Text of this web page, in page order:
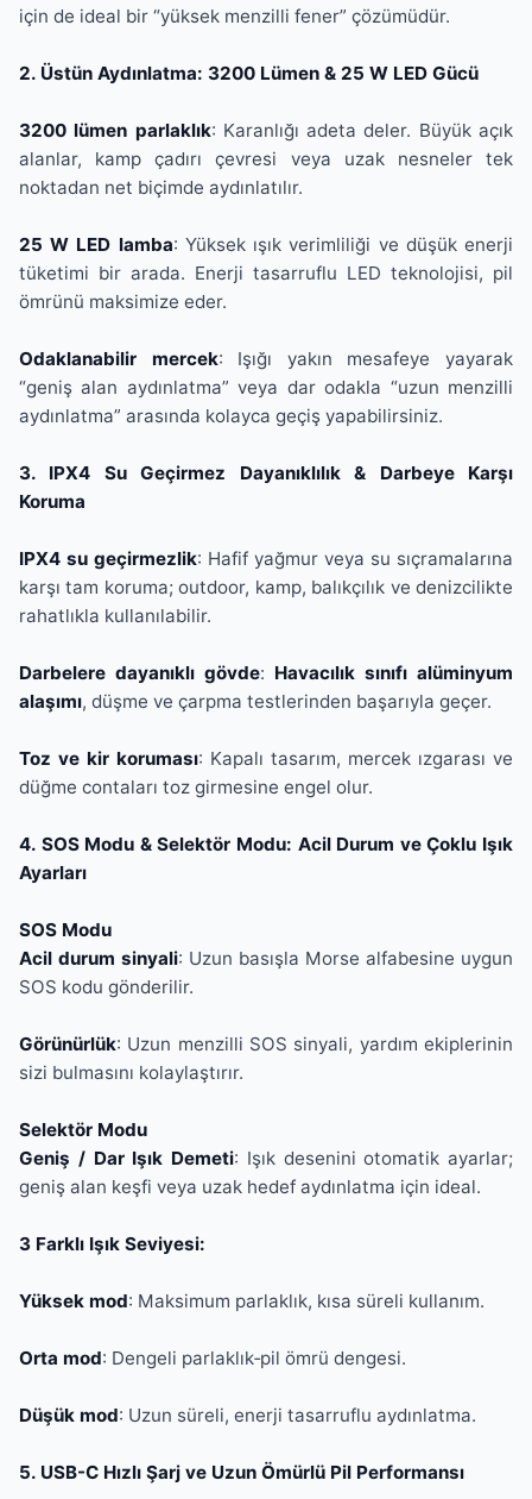
için de ideal bir “yüksek menzilli fener” çözümüdür.
2. Üstün Aydınlatma: 3200 Lümen & 25 W LED Gücü
3200 lümen parlaklık: Karanlığı adeta deler. Büyük açık
alanlar, kamp çadırı çevresi veya uzak nesneler tek
noktadan net biçimde aydınlatılır.
25 W LED lamba: Yüksek ışık verimliliği ve düşük enerji
tüketimi bir arada. Enerji tasarruflu LED teknolojisi, pil
ömrünü maksimize eder.
Odaklanabilir mercek: Işığı yakın mesafeye yayarak
“geniş alan aydınlatma” veya dar odakla “uzun menzilli
aydınlatma” arasında kolayca geçiş yapabilirsiniz.
3. IPX4 Su Geçirmez Dayanıklılık & Darbeye Karşı
Koruma
IPX4 su geçirmezlik: Hafif yağmur veya su sıçramalarına
karşı tam koruma; outdoor, kamp, balıkçılık ve denizcilikte
rahatlıkla kullanılabilir.
Darbelere dayanıklı gövde: Havacılık sınıfı alüminyum
alaşımı, düşme ve çarpma testlerinden başarıyla geçer.
Toz ve kir koruması: Kapalı tasarım, mercek ızgarası ve
düğme contaları toz girmesine engel olur.
4. SOS Modu & Selektör Modu: Acil Durum ve Çoklu Işık
Ayarları
SOS Modu
Acil durum sinyali: Uzun basışla Morse alfabesine uygun
SOS kodu gönderilir.
Görünürlük: Uzun menzilli SOS sinyali, yardım ekiplerinin
sizi bulmasını kolaylaştırır.
Selektör Modu
Geniş / Dar Işık Demeti: Işık desenini otomatik ayarlar;
geniş alan keşfi veya uzak hedef aydınlatma için ideal.
3 Farklı Işık Seviyesi:
Yüksek mod: Maksimum parlaklık, kısa süreli kullanım.
Orta mod: Dengeli parlaklık‐pil ömrü dengesi.
Düşük mod: Uzun süreli, enerji tasarruflu aydınlatma.
5. USB-C Hızlı Şarj ve Uzun Ömürlü Pil Performansı